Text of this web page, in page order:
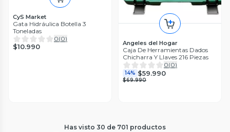
CyS Market
Gata Hidráulica Botella 3
Toneladas
0(0)
$10.990 Angeles del Hogar
Caja De Herramientas Dados
Chicharra Y Llaves 216 Piezas
0(0)
14% $59.990
$69.990
Has visto 30 de 701 productos